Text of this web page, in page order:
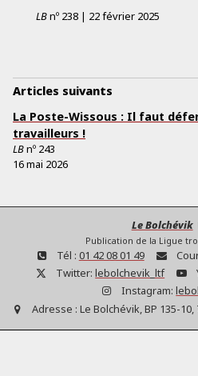
LBnº 238 | 22 février 2025
Articles suivants
La Poste-Wissous : Il faut
travailleurs !
LBnº 243
16 mai 2026
Le Bolchévik
Publication de la Ligue
Tél : 01 42 08 01 49
Twitter: lebolchevik_ltf
Instagram:
Adresse : Le Bolchévik, BP 135-